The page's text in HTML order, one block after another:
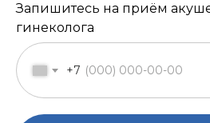
Запишитесь на приём
гинеколога
+7